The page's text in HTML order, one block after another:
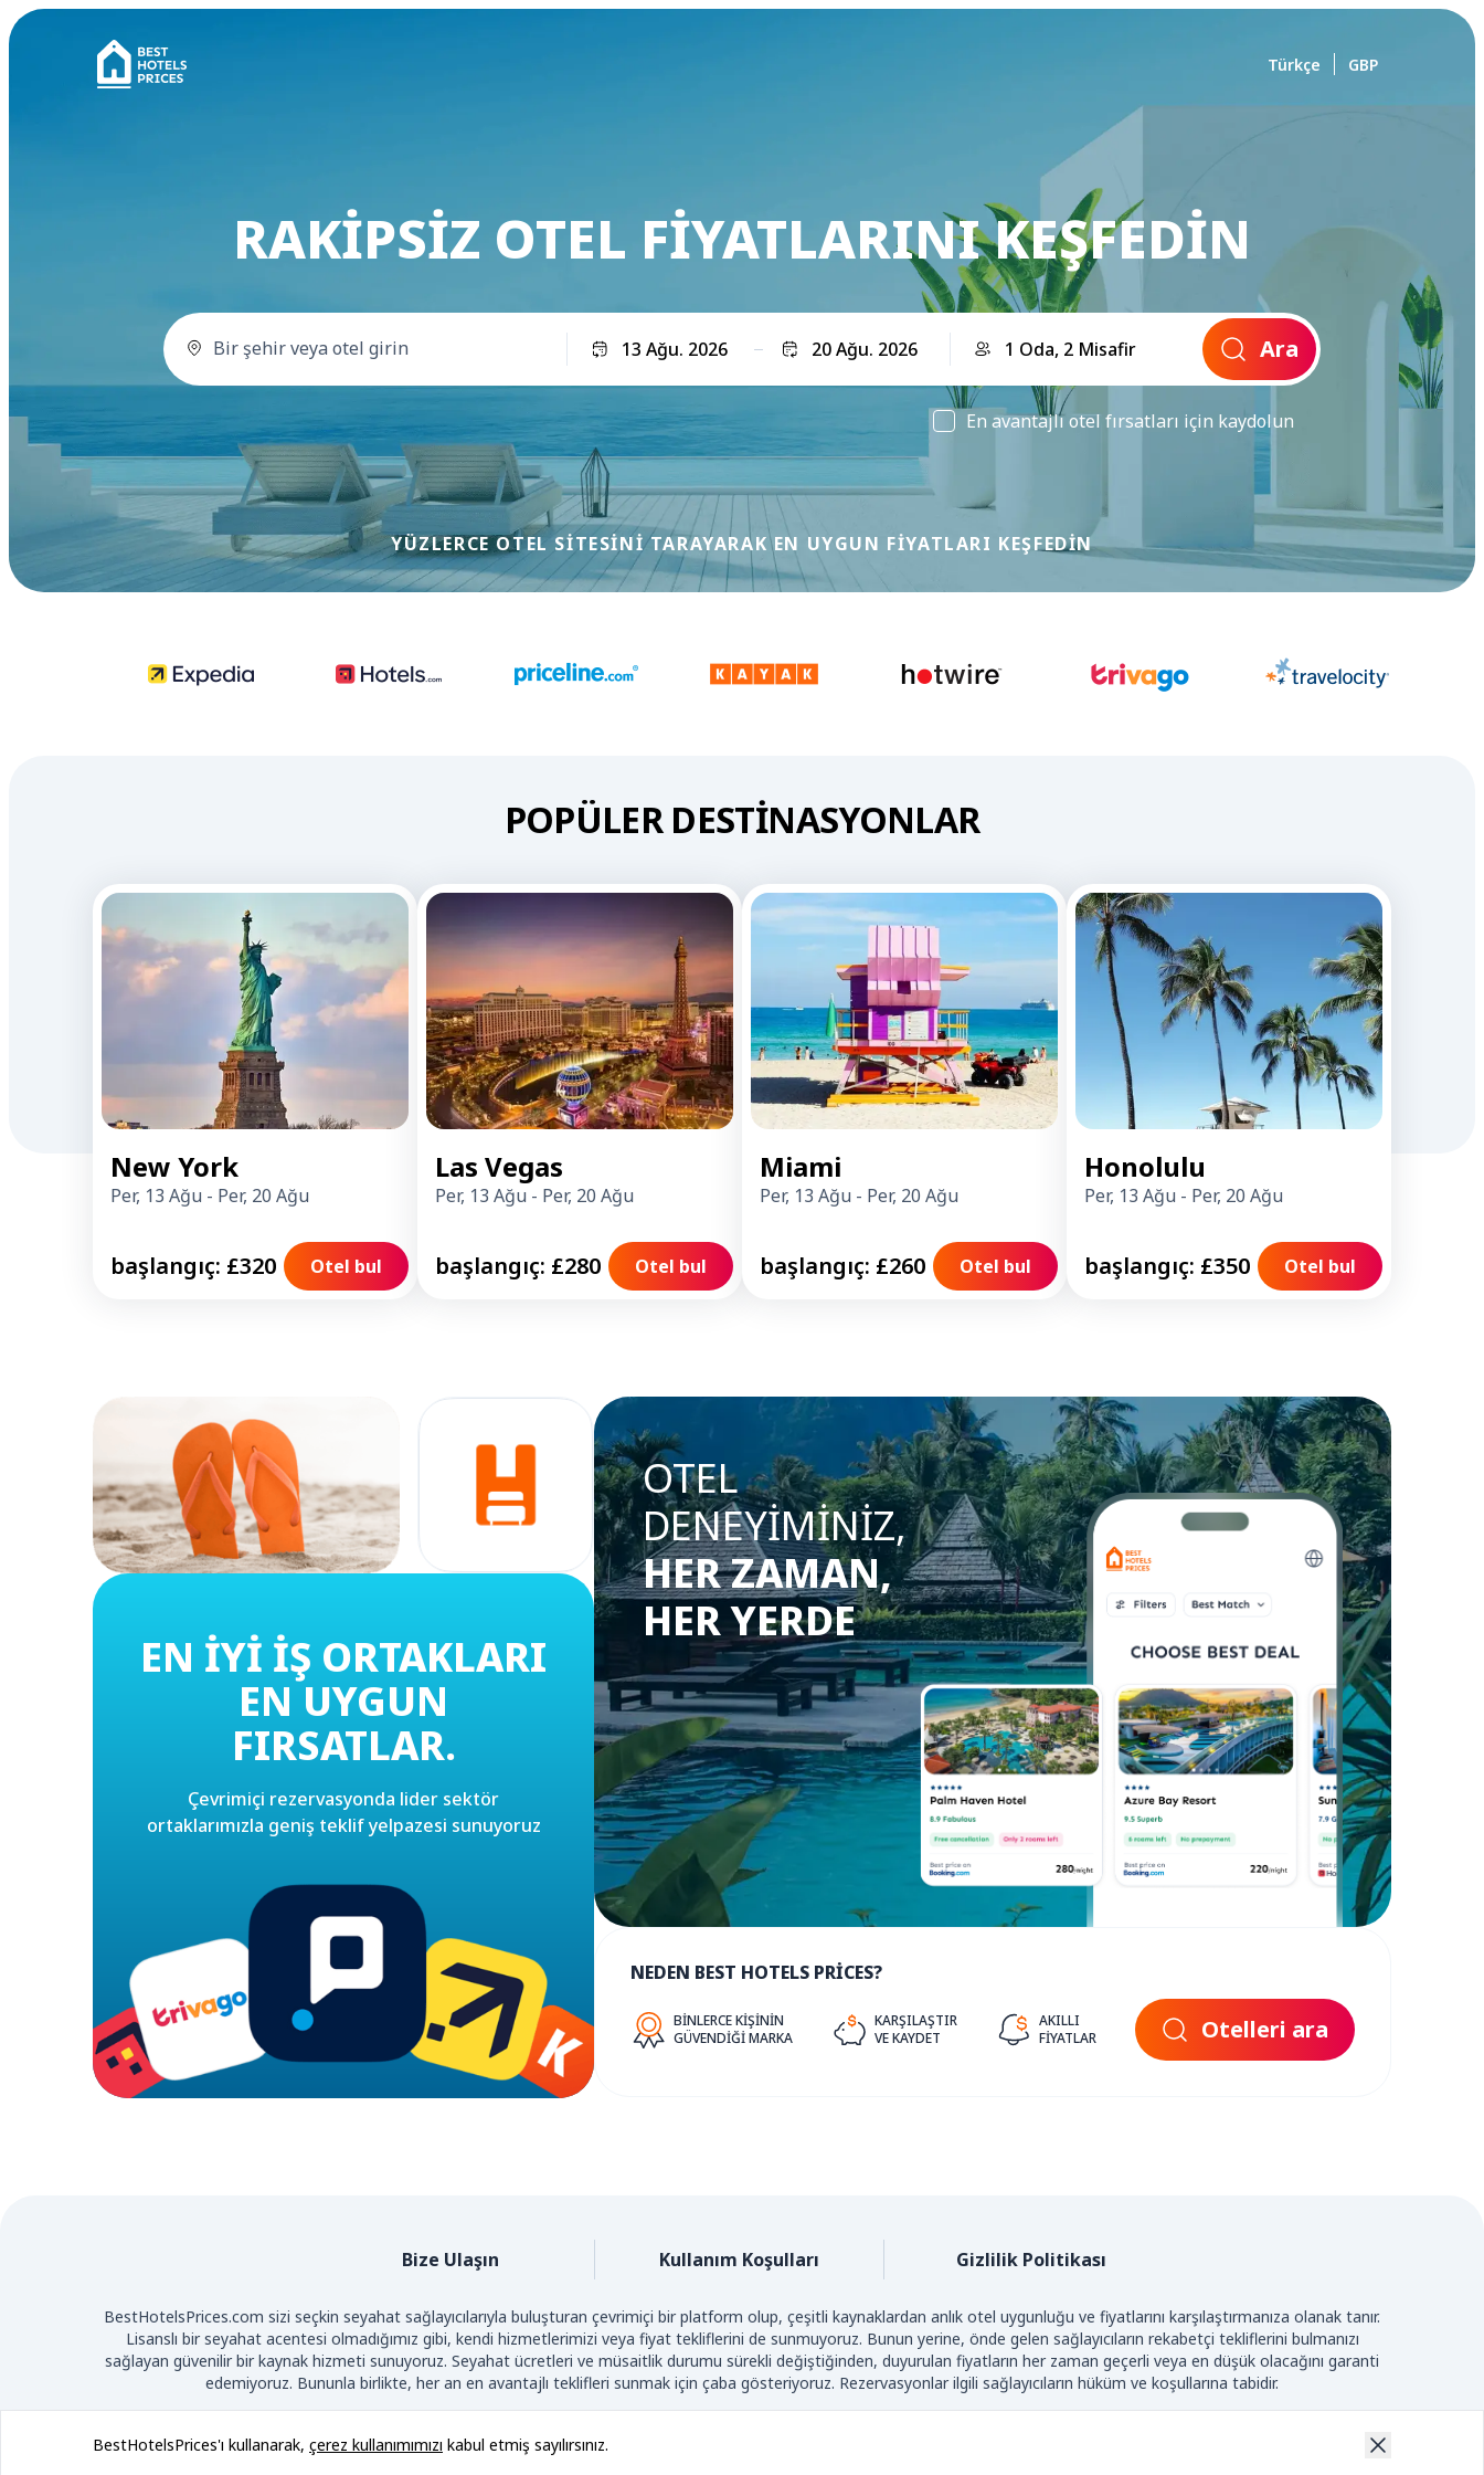
Türkçe GBP
RAKIPSIZ OTEL FIYATLARINI KEŞFEDIN
Ara
En avantajlı otel fırsatları için kaydolun
YÜZLERCE OTEL SITESINI TARAYARAK EN UYGUN FIYATLARI KEŞFEDIN
POPÜLER DESTINASYONLAR
New York
Per, 13 Ağu - Per, 20 Ağu
başlangıç: £320 Otel bul
Las Vegas
Per, 13 Ağu - Per, 20 Ağu
başlangıç: £280 Otel bul
Miami
Per, 13 Ağu - Per, 20 Ağu
başlangıç: £260 Otel bul
Honolulu
Per, 13 Ağu - Per, 20 Ağu
başlangıç: £350 Otel bul
EN İYI İŞ ORTAKLARI
EN UYGUN
FIRSATLAR.
Çevrimiçi rezervasyonda lider sektör
ortaklarımızla geniş teklif yelpazesi sunuyoruz
OTEL
DENEYIMINIZ,
HER ZAMAN,
HER YERDE
NEDEN BEST HOTELS PRICES?
BINLERCE KIŞININ
GÜVENDIĞI MARKA
KARŞILAŞTIR
VE KAYDET
AKILLI
FIYATLAR
Otelleri ara
BestHotelsPrices'ı kullanarak, çerez kullanımımızı kabul etmiş sayılırsınız.
Bize Ulaşın Kullanım Koşulları Gizlilik Politikası
BestHotelsPrices.com sizi seçkin seyahat sağlayıcılarıyla buluşturan çevrimiçi bir platform olup, çeşitli kaynaklardan anlık otel uygunluğu ve fiyatlarını karşılaştırmanıza olanak tanır.
Lisanslı bir seyahat acentesi olmadığımız gibi, kendi hizmetlerimizi veya fiyat tekliflerini de sunmuyoruz. Bunun yerine, önde gelen sağlayıcıların rekabetçi tekliflerini bulmanızı
sağlayan güvenilir bir kaynak hizmeti sunuyoruz. Seyahat ücretleri ve müsaitlik durumu sürekli değiştiğinden, duyurulan fiyatların her zaman geçerli veya en düşük olacağını garanti
edemiyoruz. Bununla birlikte, her an en avantajlı teklifleri sunmak için çaba gösteriyoruz. Rezervasyonlar ilgili sağlayıcıların hüküm ve koşullarına tabidir.